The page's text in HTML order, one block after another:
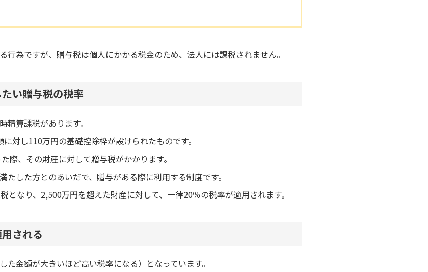
行為ですが、贈与税は個人にかかる税金のため、法人には課税されません。
い贈与税の税率
精算課税があります。
対し110万円の基礎控除枠が設けられたものです。
際、その財産に対して贈与税がかかります。
した方とのあいだで、贈与がある際に利用する制度です。
となり、2,500万円を超えた財産に対して、一律20％の税率が適用されます。
される
金額が大きいほど高い税率になる）となっています。